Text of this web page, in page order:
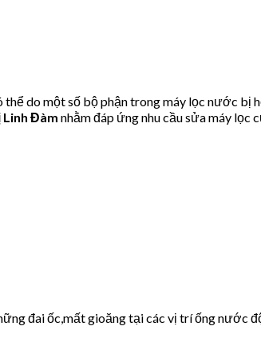
do một số bộ phận trong máy lọc nước bị
Linh Đàm nhằm đáp ứng nhu cầu sửa máy lọc
đai ốc,mất gioăng tại các vị trí ống nước